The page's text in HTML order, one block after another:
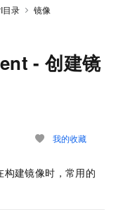
目录
镜像
- 创建镜
我的收藏
建镜像时，常用的